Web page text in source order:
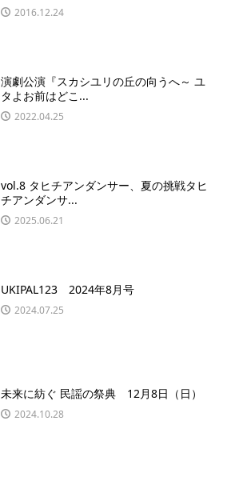
2016.12.24
演劇公演『スカシユリの丘の向うへ～ ユ
タよお前はどこ...
2022.04.25
vol.8 タヒチアンダンサー、夏の挑戦タヒ
チアンダンサ...
2025.06.21
UKIPAL123 2024年8月号
2024.07.25
未来に紡ぐ 民謡の祭典 12月8日（日）
2024.10.28